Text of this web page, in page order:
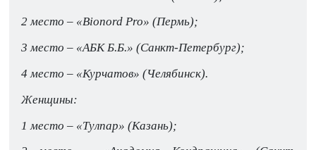
2 место – «Bionord Pro» (Пермь);
3 место – «АБК Б.Б.» (Санкт-Петербург);
4 место – «Курчатов» (Челябинск).
Женщины:
1 место – «Тулпар» (Казань);